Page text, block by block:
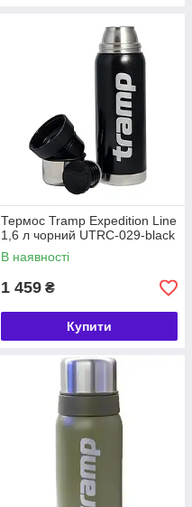
Термос Tramp Expedition Line
1,6 л чорний UTRC-029-black
В наявності
1 459 ₴
Купити